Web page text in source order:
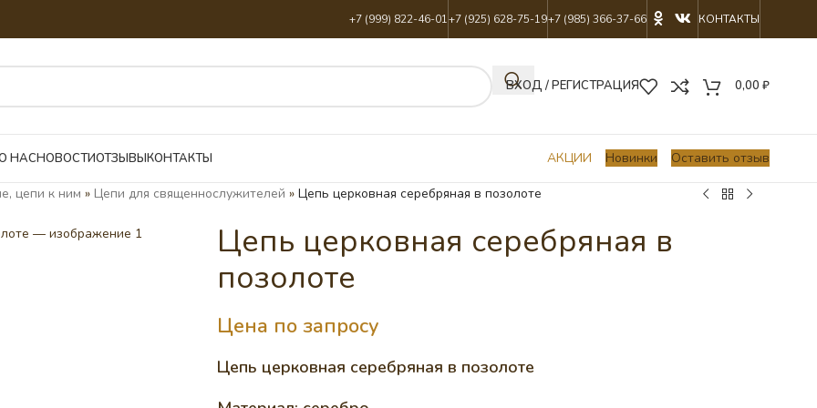
+7 (999) 822-46-01+7 (925) 628-75-19+7 (985) 366-37-66 КОНТАКТЫ
ВХОД / РЕГИСТРАЦИЯ 0,00 ₽
НАСНОВОСТИОТЗЫВЫКОНТАКТЫ АКЦИИ Новинки Оставить отзыв
цепи к ним » Цепи для священнослужителей » Цепь церковная серебряная в позолоте
Цепь церковная серебряная в
позолоте
Цена по запросу
Цепь церковная серебряная в позолоте